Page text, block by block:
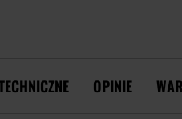
OPINIE